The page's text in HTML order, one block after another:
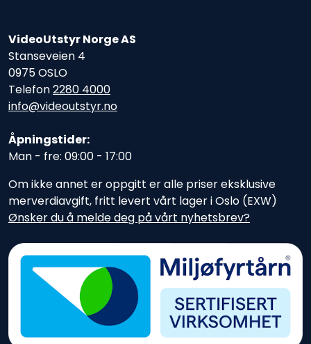
VideoUtstyr Norge AS
Stanseveien 4
0975 OSLO
Telefon2280 4000
info@videoutstyr.no
Åpningstider:
Man - fre: 09:00 - 17:00
Om ikke annet er oppgitt er alle priser eksklusive
merverdiavgift, fritt levert vårt lager i Oslo (EXW)
Ønsker du å melde deg på vårt nyhetsbrev?